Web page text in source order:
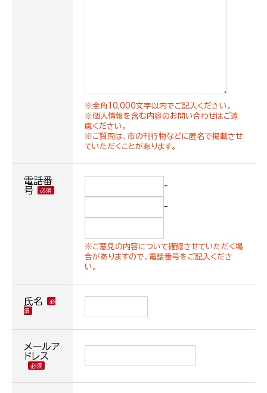
※全角10,000文字以内でご記入ください。
※個人情報を含む内容のお問い合わせはご遠
慮ください。
※ご質問は、市の刊行物などに匿名で掲載させ
ていただくことがあります。
電話番
号
-
-
※ご意見の内容について確認させていただく場
合がありますので、電話番号をご記入くださ
い。
氏名
メールア
ドレス